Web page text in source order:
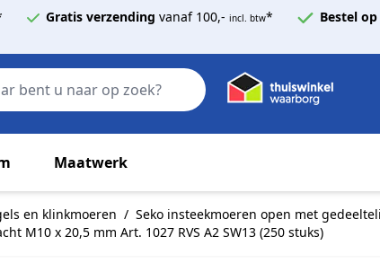
Gratis verzending vanaf 100,- incl. btw* Bestel
Zoek
Maatwerk
en klinkmoeren / Seko insteekmoeren open met
M10 x 20,5 mm Art. 1027 RVS A2 SW13 (250 stuks)